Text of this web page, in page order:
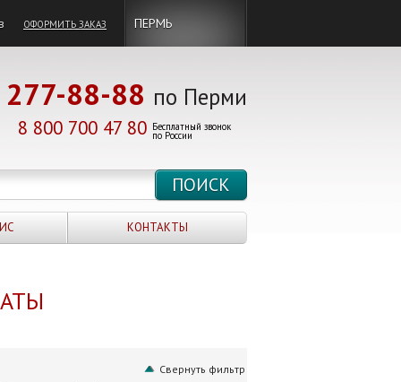
ОФОРМИТЬ ЗАКАЗ ПЕРМЬ
277-88-88 по Перми
8 800 700 47 80 Бесплатный звонок
по России
КОНТАКТЫ
Свернуть фильтр